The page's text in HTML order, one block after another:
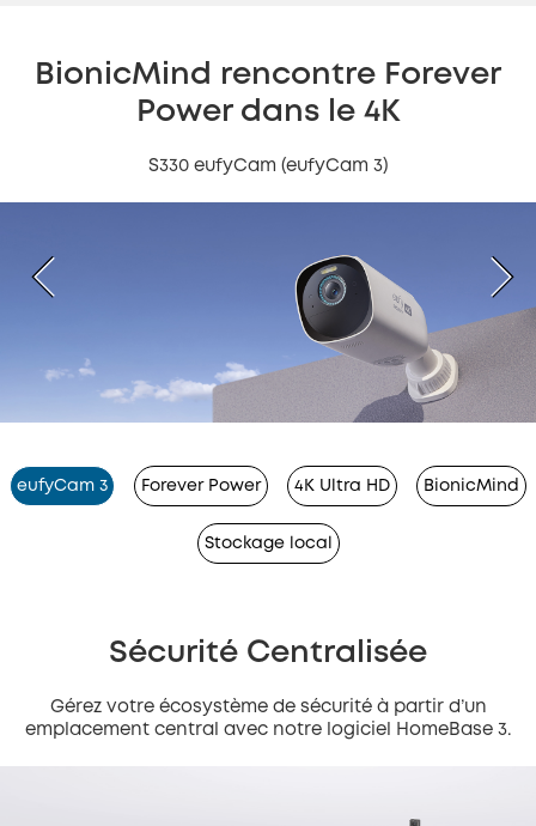
BionicMind rencontre Forever
Power dans le 4K
S330 eufyCam (eufyCam 3)
eufyCam 3 Forever Power 4K Ultra HD BionicMind
Stockage local
Sécurité Centralisée
Gérez votre écosystème de sécurité à partir d’un
emplacement central avec notre logiciel HomeBase 3.